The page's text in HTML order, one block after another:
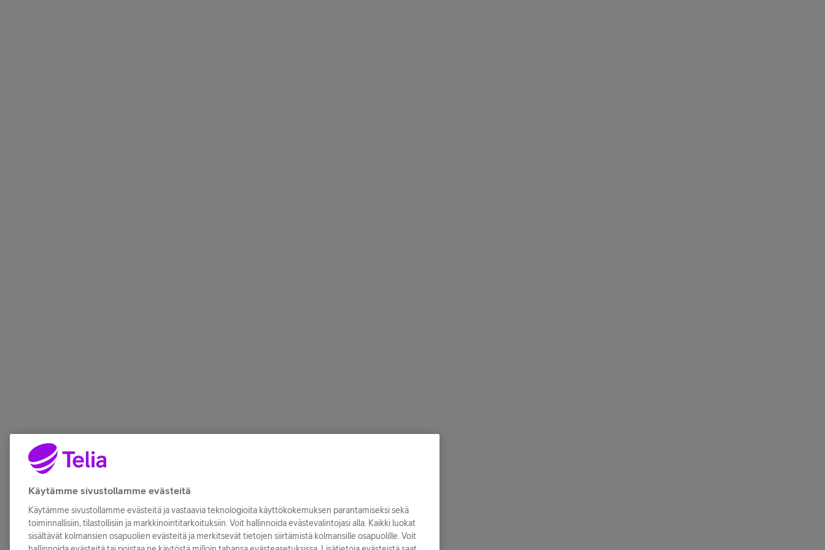
Käytämme sivustollamme evästeitä
Käytämme sivustollamme evästeitä ja vastaavia teknologioita käyttökokemuksen parantamiseksi sekä
toiminnallisiin, tilastollisiin ja markkinointitarkoituksiin. Voit hallinnoida evästevalintojasi alla. Kaikki luokat
sisältävät kolmansien osapuolien evästeitä ja merkitsevät tietojen siirtämistä kolmansille osapuolille. Voit